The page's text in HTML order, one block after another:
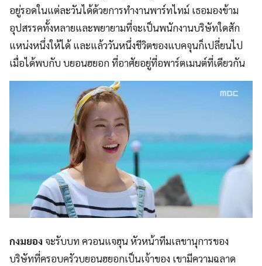
อยู่รอดในแต่ละวันได้ด้วยการทำงานพาร์ทไทม์ เธอมองข้าม
อุปสรรคทั้งหลายและพยายามที่จะเป็นพนักงานบริษัทใดสัก
แหน่งหนึ่งให้ได้ และแล้ววันหนึ่งชีวิตของแบคจุนก็เปลี่ยนไป
เมื่อได้พบกับ บยอนฮยอก ที่อาศัยอยู่ที่อพาร์ตเมนต์ที่เดียวกัน
กงมยอง จะรับบท ควอนแจฮุน หัวหน้าทีมเลขานุการของ
บริษัทที่ครอบครัวบยอนฮยอกเป็นเจ้าของ เขามีความฉลาด